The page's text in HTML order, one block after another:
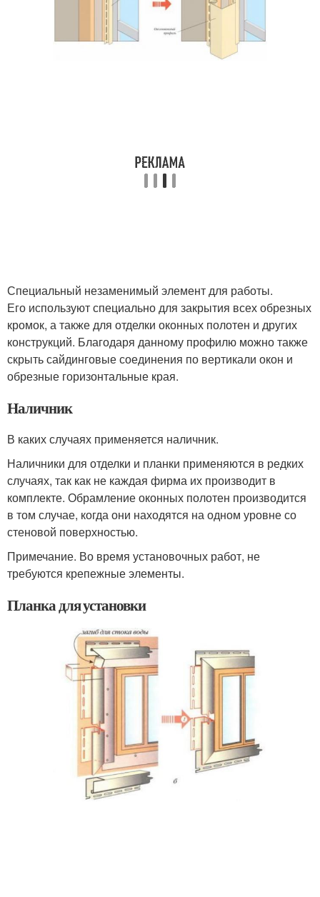
Специальный незаменимый элемент для работы.
Его используют специально для закрытия всех обрезных
кромок, а также для отделки оконных полотен и других
конструкций. Благодаря данному профилю можно также
скрыть сайдинговые соединения по вертикали окон и
обрезные горизонтальные края.
Наличник
В каких случаях применяется наличник.
Наличники для отделки и планки применяются в редких
случаях, так как не каждая фирма их производит в
комплекте. Обрамление оконных полотен производится
в том случае, когда они находятся на одном уровне со
стеновой поверхностью.
Примечание. Во время установочных работ, не
требуются крепежные элементы.
Планка для установки